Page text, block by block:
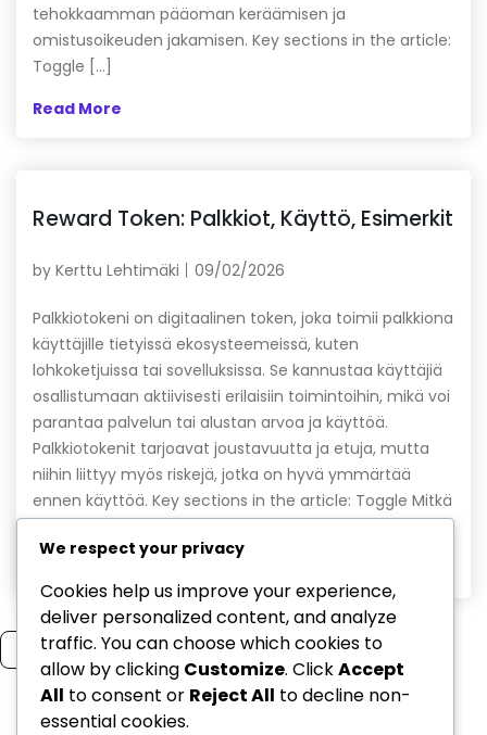
tehokkaamman pääoman keräämisen ja
omistusoikeuden jakamisen. Key sections in the article:
Toggle […]
Read More
Reward Token: Palkkiot, Käyttö, Esimerkit
by Kerttu Lehtimäki 09/02/2026
Palkkiotokeni on digitaalinen token, joka toimii palkkiona
käyttäjille tietyissä ekosysteemeissä, kuten
lohkoketjuissa tai sovelluksissa. Se kannustaa käyttäjiä
osallistumaan aktiivisesti erilaisiin toimintoihin, mikä voi
parantaa palvelun tai alustan arvoa ja käyttöä.
Palkkiotokenit tarjoavat joustavuutta ja etuja, mutta
niihin liittyy myös riskejä, jotka on hyvä ymmärtää
ennen käyttöä. Key sections in the article: Toggle Mitkä
ovat palkkiotokenin […]
Read more
1 2
We respect your privacy
Cookies help us improve your experience,
deliver personalized content, and analyze
traffic. You can choose which cookies to
allow by clicking Customize. ClickAccept
All to consent or Reject All to decline non-
essential cookies.